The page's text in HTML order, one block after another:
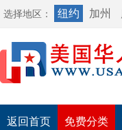
选择地区： 纽约 加州
返回首页 免费分类